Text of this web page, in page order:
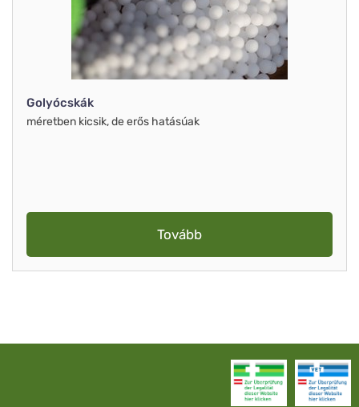
Golyócskák
méretben kicsik, de erős hatásúak
Tovább